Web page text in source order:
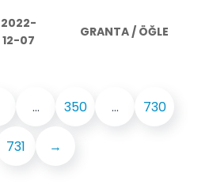
2022-
12-07
GRANTA / ÖĞLE
... 350 ... 730
731 →